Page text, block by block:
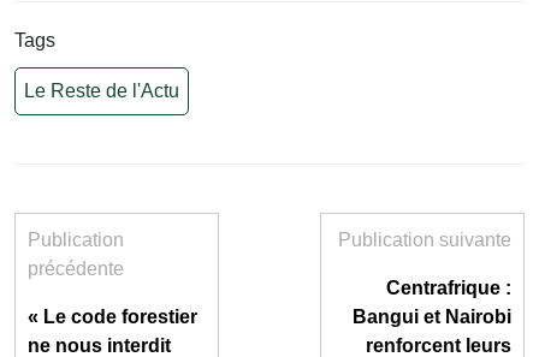
Tags
Le Reste de l'Actu
Publication
précédente
« Le code forestier
ne nous interdit
Publication suivante
Centrafrique :
Bangui et Nairobi
renforcent leurs